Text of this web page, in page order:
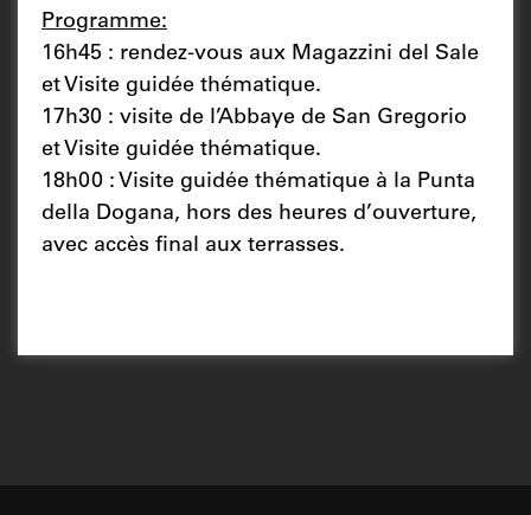
Programme:
16h45 : rendez-vous aux Magazzini del Sale
et Visite guidée thématique.
17h30 : visite de l’Abbaye de San Gregorio
et Visite guidée thématique.
18h00 : Visite guidée thématique à la Punta
della Dogana, hors des heures d’ouverture,
avec accès final aux terrasses.